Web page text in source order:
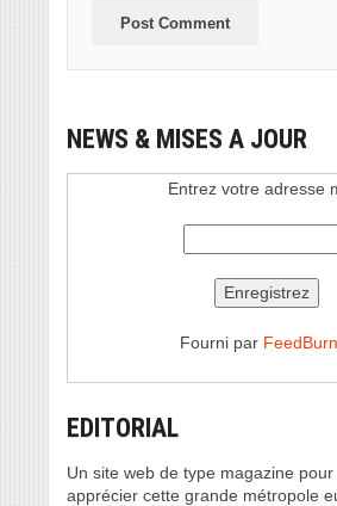
NEWS & MISES A JOUR
Entrez votre adresse
Fourni par
EDITORIAL
Un site web de type magazine
apprécier cette grande métropole